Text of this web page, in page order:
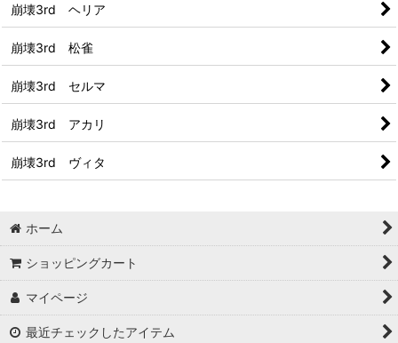
崩壊3rd ヘリア
崩壊3rd 松雀
崩壊3rd セルマ
崩壊3rd アカリ
崩壊3rd ヴィタ
ホーム
ショッピングカート
マイページ
最近チェックしたアイテム